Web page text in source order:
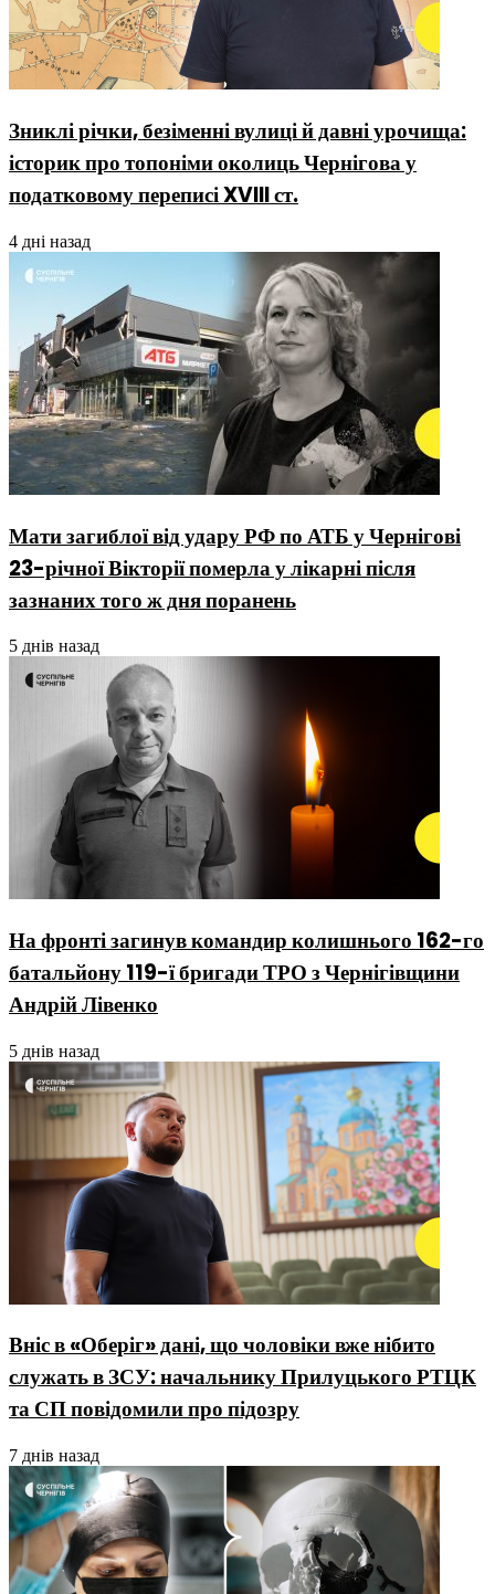
Зниклі річки, безіменні вулиці й давні урочища:
історик про топоніми околиць Чернігова у
податковому переписі XVIII ст.
4 дні назад
Мати загиблої від удару РФ по АТБ у Чернігові
23-річної Вікторії померла у лікарні після
зазнаних того ж дня поранень
5 днів назад
На фронті загинув командир колишнього 162-го
батальйону 119-ї бригади ТРО з Чернігівщини
Андрій Лівенко
5 днів назад
Вніс в «Оберіг» дані, що чоловіки вже нібито
служать в ЗСУ: начальнику Прилуцького РТЦК
та СП повідомили про підозру
7 днів назад